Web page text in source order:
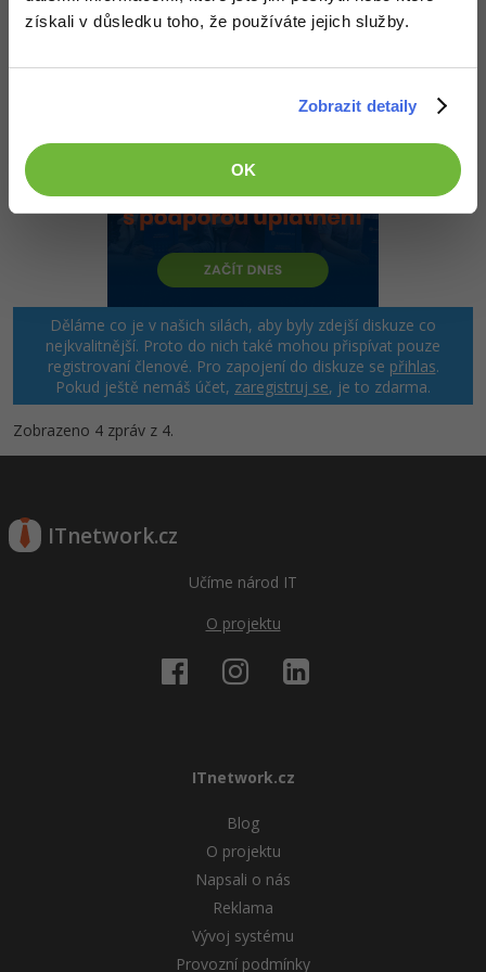
získali v důsledku toho, že používáte jejich služby.
Zobrazit detaily
OK
Děláme co je v našich silách, aby byly zdejší diskuze co
nejkvalitnější. Proto do nich také mohou přispívat pouze
registrovaní členové. Pro zapojení do diskuze se přihlas.
Pokud ještě nemáš účet, zaregistruj se, je to zdarma.
Zobrazeno 4 zpráv z 4.
ITnetwork.cz
Učíme národ IT
O projektu
ITnetwork.cz
Blog
O projektu
Napsali o nás
Reklama
Vývoj systému
Provozní podmínky